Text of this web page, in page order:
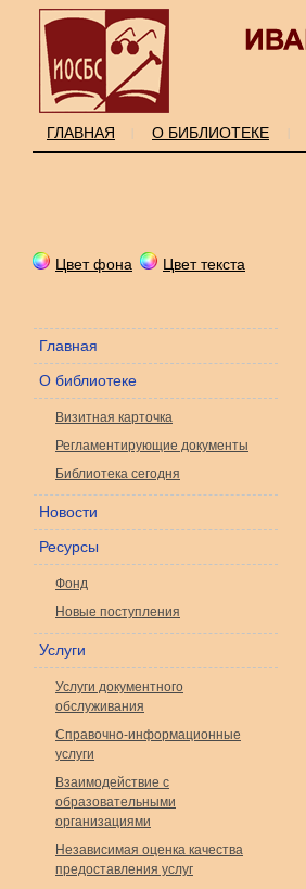
ГЛАВНАЯ О БИБЛИОТЕКЕ
Цвет фона Цвет текста
Главная
О библиотеке
Визитная карточка
Регламентирующие документы
Библиотека сегодня
Новости
Ресурсы
Фонд
Новые поступления
Услуги
Услуги документного
обслуживания
Справочно-информационные
услуги
Взаимодействие с
образовательными
организациями
Независимая оценка качества
предоставления услуг